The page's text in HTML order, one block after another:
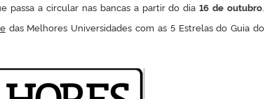
passa a circular nas bancas a partir do dia16 de outubro
das Melhores Universidades com as 5 Estrelas do Guia do